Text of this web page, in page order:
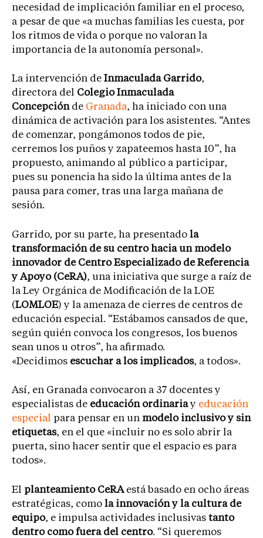
necesidad de implicación familiar en el proceso,
a pesar de que «a muchas familias les cuesta, por
los ritmos de vida o porque no valoran la
importancia de la autonomía personal».
La intervención de Inmaculada Garrido,
directora del Colegio Inmaculada
Concepciónde Granada, ha iniciado con una
dinámica de activación para los asistentes. “Antes
de comenzar, pongámonos todos de pie,
cerremos los puños y zapateemos hasta 10”, ha
propuesto, animando al público a participar,
pues su ponencia ha sido la última antes de la
pausa para comer, tras una larga mañana de
sesión.
Garrido, por su parte, ha presentado la
transformación de su centro hacia un modelo
innovador de Centro Especializado de Referencia
y Apoyo (CeRA), una iniciativa que surge a raíz de
la Ley Orgánica de Modificación de la LOE
(LOMLOE) y la amenaza de cierres de centros de
educación especial. “Estábamos cansados de que,
según quién convoca los congresos, los buenos
sean unos u otros”, ha afirmado.
«Decidimos escuchar a los implicados, a todos».
Así, en Granada convocaron a 37 docentes y
especialistas de educación ordinariay educación
especial para pensar en un modelo inclusivo y sin
etiquetas, en el que «incluir no es solo abrir la
puerta, sino hacer sentir que el espacio es para
todos».
El planteamiento CeRAestá basado en ocho áreas
estratégicas, como la innovación y la cultura de
equipo, e impulsa actividades inclusivas tanto
dentro como fuera del centro. “Si queremos